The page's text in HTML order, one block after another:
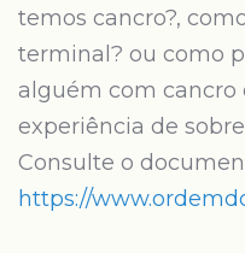
temos cancro?,
terminal? ou como
alguém com cancro
experiência de
Consulte o
https://